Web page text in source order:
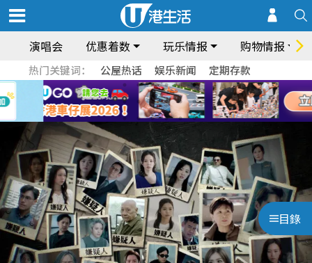
演唱会 优惠着数 玩乐情报 购物情报
热门关键词： 公屋热话 娱乐新闻 定期存款
目錄